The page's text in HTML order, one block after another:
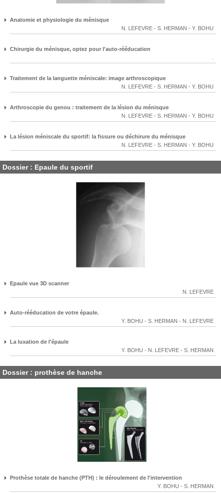
Anatomie et physiologie du ménisque
N. LEFEVRE - S. HERMAN - Y. BOHU
Chirurgie du ménisque, optez pour l'auto-rééducation
Traitement de la languette méniscale: image arthroscopique
N. LEFEVRE - S. HERMAN - Y. BOHU
Arthroscopie du genou : traitement de la lésion du ménisque
N. LEFEVRE - S. HERMAN - Y. BOHU
La lésion méniscale du sportif: la fissure ou déchirure du ménisque
N. LEFEVRE - S. HERMAN - Y. BOHU
Dossier : Epaule du sportif
Epaule vue 3D scanner
N. LEFEVRE
Auto-rééducation de votre épaule.
Y. BOHU - S. HERMAN - N. LEFEVRE
La luxation de l'épaule
Y. BOHU - N. LEFEVRE - S. HERMAN
Dossier : prothèse de hanche
Prothèse totale de hanche (PTH) : le déroulement de l'intervention
Y. BOHU - S. HERMAN